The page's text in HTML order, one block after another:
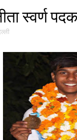
स्वर्ण